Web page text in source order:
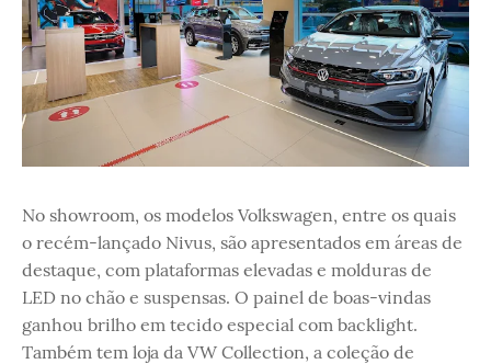
No showroom, os modelos Volkswagen, entre os quais
o recém-lançado Nivus, são apresentados em áreas de
destaque, com plataformas elevadas e molduras de
LED no chão e suspensas. O painel de boas-vindas
ganhou brilho em tecido especial com backlight.
Também tem loja da VW Collection, a coleção de